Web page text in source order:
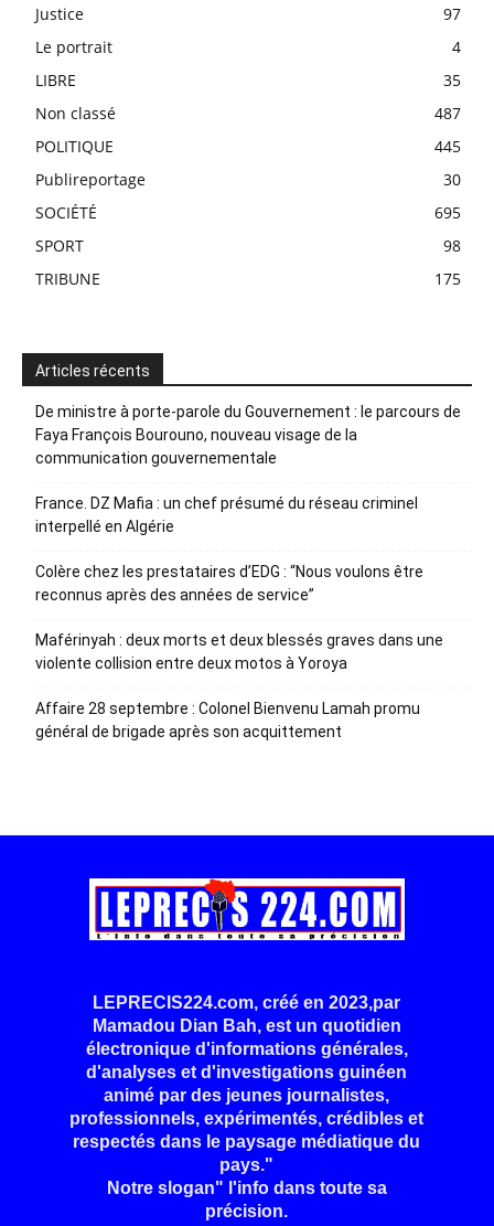
Justice
97
Le portrait
4
LIBRE
35
Non classé
487
POLITIQUE
445
Publireportage
30
SOCIÉTÉ
695
SPORT
98
TRIBUNE
175
Articles récents
De ministre à porte-parole du Gouvernement : le parcours de
Faya François Bourouno, nouveau visage de la
communication gouvernementale
France. DZ Mafia : un chef présumé du réseau criminel
interpellé en Algérie
Colère chez les prestataires d’EDG : “Nous voulons être
reconnus après des années de service”
Maférinyah : deux morts et deux blessés graves dans une
violente collision entre deux motos à Yoroya
Affaire 28 septembre : Colonel Bienvenu Lamah promu
général de brigade après son acquittement
LEPRECIS224.com, créé en 2023,par
Mamadou Dian Bah, est un quotidien
électronique d'informations générales,
d'analyses et d'investigations guinéen
animé par des jeunes journalistes,
professionnels, expérimentés, crédibles et
respectés dans le paysage médiatique du
pays."
Notre slogan" l'info dans toute sa
précision.